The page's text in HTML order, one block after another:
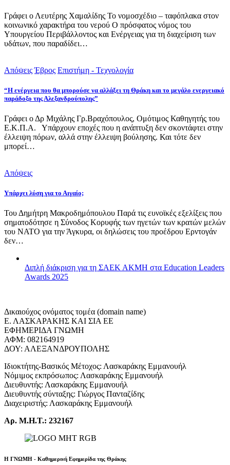
Γράφει ο Λευτέρης Χαμαλίδης Το νομοσχέδιο – ταφόπλακα στον
κοινωνικό χαρακτήρα του νερού Ο πρόσφατος νόμος του
Υπουργείου Περιβάλλοντος και Ενέργειας για τη διαχείριση των
υδάτων, που παραδίδει…
Απόψεις Έβρος Επιστήμη - Τεχνολογία
“Η ενέργεια που θα μπορούσε να αλλάξει τη Θράκη και το μεγάλο ενεργειακό
παράδοξο της Αλεξανδρούπολης”
Γράφει ο Δρ Μιχάλης Γρ.Βραχόπουλος, Ομότιμος Καθηγητής του
Ε.Κ.Π.Α. Υπάρχουν εποχές που η ανάπτυξη δεν σκοντάφτει στην
έλλειψη πόρων, αλλά στην έλλειψη βούλησης. Και τότε δεν
μπορεί…
Απόψεις
Υπάρχει λύση για το Αιγαίο;
Του Δημήτρη Μακροδημόπουλου Παρά τις ευνοϊκές εξελίξεις που
σηματοδότησε η Σύνοδος Κορυφής των ηγετών των κρατών μελών
του ΝΑΤΟ για την Άγκυρα, οι δηλώσεις του προέδρου Ερντογάν
δεν…
Διπλή διάκριση για τη ΣΑΕΚ ΑΚΜΗ στα Education Leaders
Awards 2025
Δικαιούχος ονόματος τομέα (domain name)
Ε. ΛΑΣΚΑΡΑΚΗΣ ΚΑΙ ΣΙΑ ΕΕ
ΕΦΗΜΕΡΙΔΑ ΓΝΩΜΗ
ΑΦΜ: 082164919
ΔΟΥ: ΑΛΕΞΑΝΔΡΟΥΠΟΛΗΣ
Ιδιοκτήτης-Βασικός Μέτοχος: Λασκαράκης Εμμανουήλ
Νόμιμος εκπρόσωπος: Λασκαράκης Εμμανουήλ
Διευθυντής: Λασκαράκης Εμμανουήλ
Διευθυντής σύνταξης: Γιώργος Πανταζίδης
Διαχειριστής: Λασκαράκης Εμμανουήλ
Αρ. Μ.Η.Τ.: 232167
Η ΓΝΩΜΗ - Καθημερινή Εφημερίδα της Θράκης